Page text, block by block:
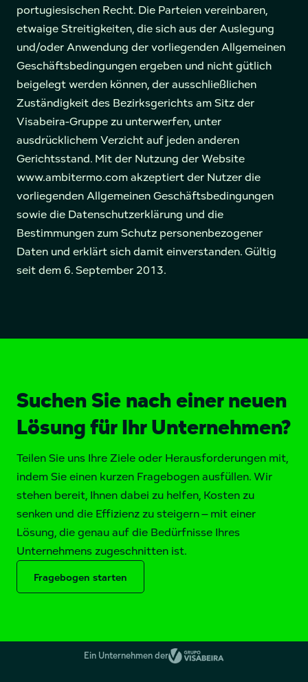
portugiesischen Recht. Die Parteien vereinbaren,
etwaige Streitigkeiten, die sich aus der Auslegung
und/oder Anwendung der vorliegenden Allgemeinen
Geschäftsbedingungen ergeben und nicht gütlich
beigelegt werden können, der ausschließlichen
Zuständigkeit des Bezirksgerichts am Sitz der
Visabeira-Gruppe zu unterwerfen, unter
ausdrücklichem Verzicht auf jeden anderen
Gerichtsstand. Mit der Nutzung der Website
www.ambitermo.com akzeptiert der Nutzer die
vorliegenden Allgemeinen Geschäftsbedingungen
sowie die Datenschutzerklärung und die
Bestimmungen zum Schutz personenbezogener
Daten und erklärt sich damit einverstanden. Gültig
seit dem 6. September 2013.
Suchen Sie nach einer neuen
Lösung für Ihr Unternehmen?
Teilen Sie uns Ihre Ziele oder Herausforderungen mit,
indem Sie einen kurzen Fragebogen ausfüllen. Wir
stehen bereit, Ihnen dabei zu helfen, Kosten zu
senken und die Effizienz zu steigern – mit einer
Lösung, die genau auf die Bedürfnisse Ihres
Unternehmens zugeschnitten ist.
Fragebogen starten
Ein Unternehmen der